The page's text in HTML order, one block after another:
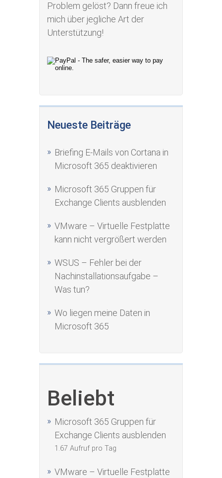
Problem gelöst? Dann freue ich
mich über jegliche Art der
Unterstützung!
Neueste Beiträge
Briefing E-Mails von Cortana in
Microsoft 365 deaktivieren
Microsoft 365 Gruppen für
Exchange Clients ausblenden
VMware – Virtuelle Festplatte
kann nicht vergrößert werden
WSUS – Fehler bei der
Nachinstallationsaufgabe –
Was tun?
Wo liegen meine Daten in
Microsoft 365
Beliebt
Microsoft 365 Gruppen für
Exchange Clients ausblenden
1.67 Aufruf pro Tag
VMware – Virtuelle Festplatte